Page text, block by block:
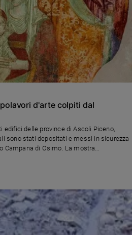
d'arte colpiti dal
edifici delle province di Ascoli Piceno,
sono stati depositati e messi in sicurezza
Campana di Osimo. La mostra
feriti dal sisma" è aperta fino all'1